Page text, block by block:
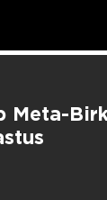
Meta-